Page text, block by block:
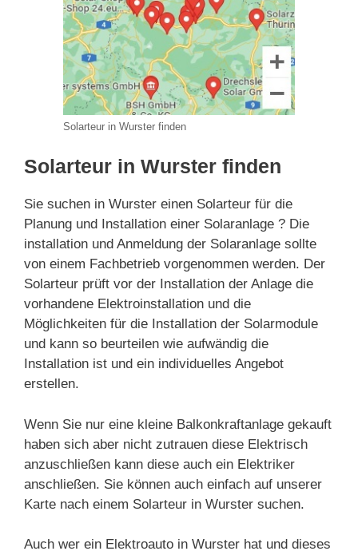
Solarteur in Wurster finden
Solarteur in Wurster finden
Sie suchen in Wurster einen Solarteur für die
Planung und Installation einer Solaranlage ? Die
installation und Anmeldung der Solaranlage sollte
von einem Fachbetrieb vorgenommen werden. Der
Solarteur prüft vor der Installation der Anlage die
vorhandene Elektroinstallation und die
Möglichkeiten für die Installation der Solarmodule
und kann so beurteilen wie aufwändig die
Installation ist und ein individuelles Angebot
erstellen.
Wenn Sie nur eine kleine Balkonkraftanlage gekauft
haben sich aber nicht zutrauen diese Elektrisch
anzuschließen kann diese auch ein Elektriker
anschließen. Sie können auch einfach auf unserer
Karte nach einem Solarteur in Wurster suchen.
Auch wer ein Elektroauto in Wurster hat und dieses